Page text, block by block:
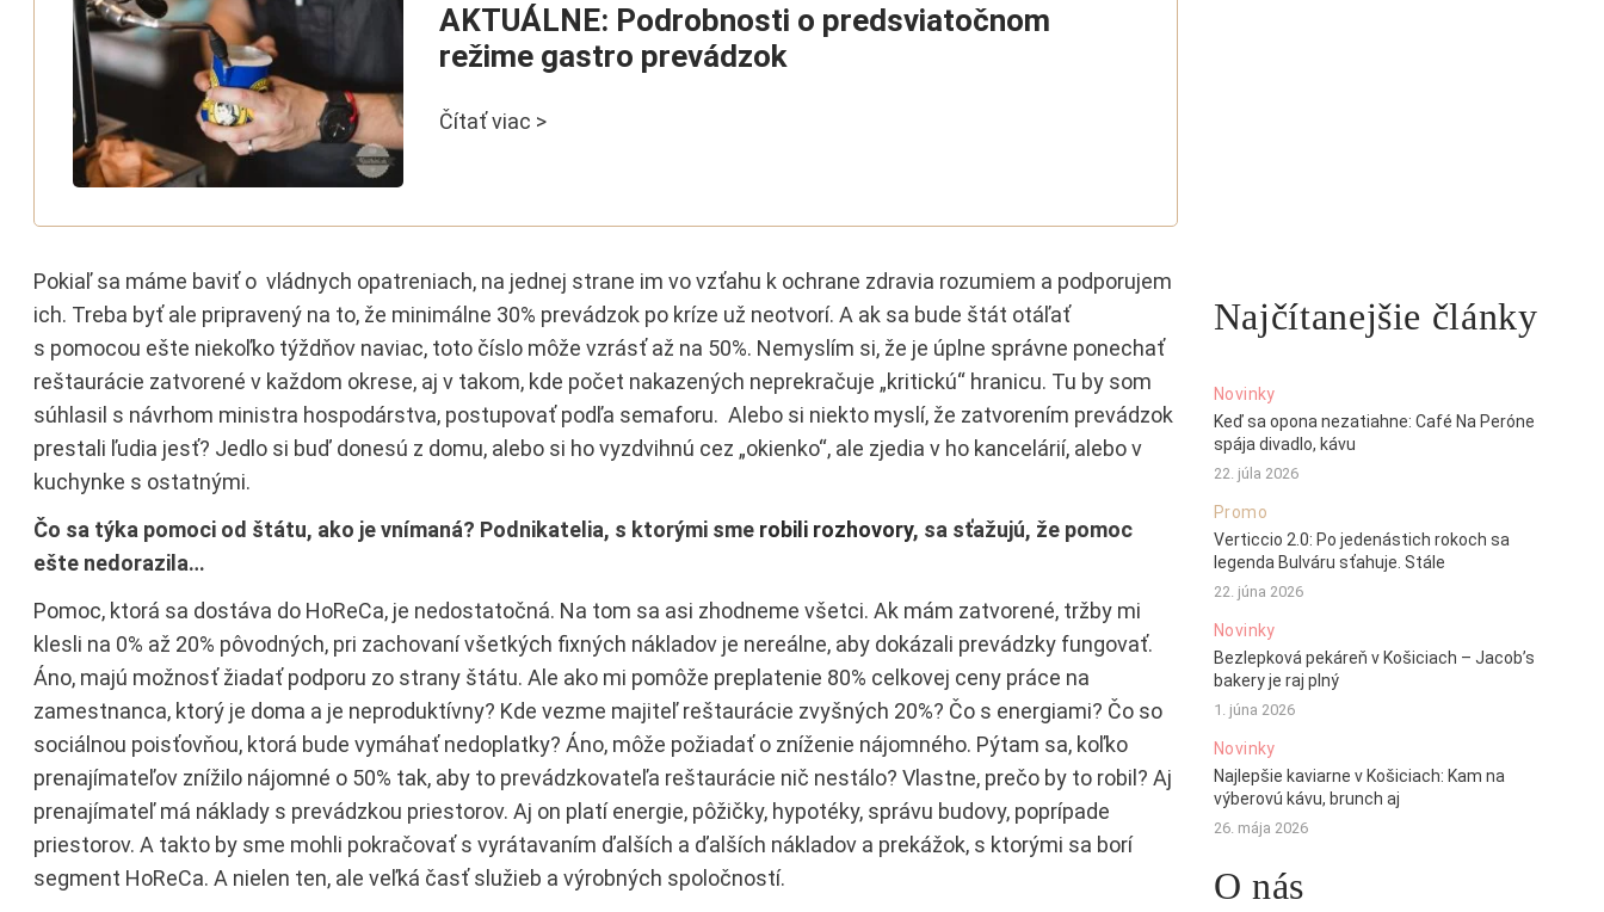
AKTUÁLNE: Podrobnosti o predsviatočnom
režime gastro prevádzok
Čítať viac >
Pokiaľ sa máme baviť o vládnych opatreniach, na jednej strane im vo vzťahu k ochrane zdravia rozumiem a podporujem
ich. Treba byť ale pripravený na to, že minimálne 30% prevádzok po kríze už neotvorí. A ak sa bude štát otáľať
s pomocou ešte niekoľko týždňov naviac, toto číslo môže vzrásť až na 50%. Nemyslím si, že je úplne správne ponechať
reštaurácie zatvorené v každom okrese, aj v takom, kde počet nakazených neprekračuje „kritickú“ hranicu. Tu by som
súhlasil s návrhom ministra hospodárstva, postupovať podľa semaforu. Alebo si niekto myslí, že zatvorením prevádzok
prestali ľudia jesť? Jedlo si buď donesú z domu, alebo si ho vyzdvihnú cez „okienko“, ale zjedia v ho kancelárií, alebo v
kuchynke s ostatnými.
Čo sa týka pomoci od štátu, ako je vnímaná? Podnikatelia, s ktorými sme robili rozhovory, sa sťažujú, že pomoc
ešte nedorazila…
Pomoc, ktorá sa dostáva do HoReCa, je nedostatočná. Na tom sa asi zhodneme všetci. Ak mám zatvorené, tržby mi
klesli na 0% až 20% pôvodných, pri zachovaní všetkých fixných nákladov je nereálne, aby dokázali prevádzky fungovať.
Áno, majú možnosť žiadať podporu zo strany štátu. Ale ako mi pomôže preplatenie 80% celkovej ceny práce na
zamestnanca, ktorý je doma a je neproduktívny? Kde vezme majiteľ reštaurácie zvyšných 20%? Čo s energiami? Čo so
sociálnou poisťovňou, ktorá bude vymáhať nedoplatky? Áno, môže požiadať o zníženie nájomného. Pýtam sa, koľko
prenajímateľov znížilo nájomné o 50% tak, aby to prevádzkovateľa reštaurácie nič nestálo? Vlastne, prečo by to robil? Aj
prenajímateľ má náklady s prevádzkou priestorov. Aj on platí energie, pôžičky, hypotéky, správu budovy, poprípade
priestorov. A takto by sme mohli pokračovať s vyrátavaním ďalších a ďalších nákladov a prekážok, s ktorými sa borí
segment HoReCa. A nielen ten, ale veľká časť služieb a výrobných spoločností.
Najčítanejšie články
Novinky
Keď sa opona nezatiahne: Café Na Peróne
spája divadlo, kávu
22. júla 2026
Promo
Verticcio 2.0: Po jedenástich rokoch sa
legenda Bulváru sťahuje. Stále
22. júna 2026
Novinky
Bezlepková pekáreň v Košiciach – Jacob’s
bakery je raj plný
1. júna 2026
Novinky
Najlepšie kaviarne v Košiciach: Kam na
výberovú kávu, brunch aj
26. mája 2026
O nás